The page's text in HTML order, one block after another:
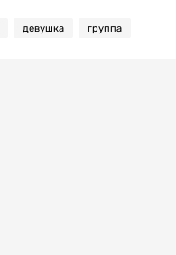
девушка группа